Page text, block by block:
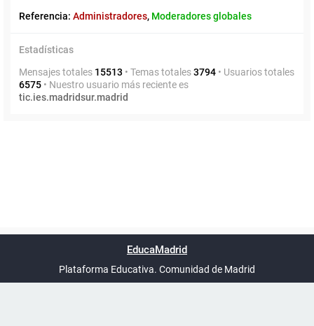
Referencia: Administradores, Moderadores globales
Estadísticas
Mensajes totales 15513 • Temas totales3794 • Usuarios totales
6575 • Nuestro usuario más reciente es
tic.ies.madridsur.madrid
UTC+02:00
phpBB España
EducaMadrid
Plataforma Educativa. Comunidad de Madrid